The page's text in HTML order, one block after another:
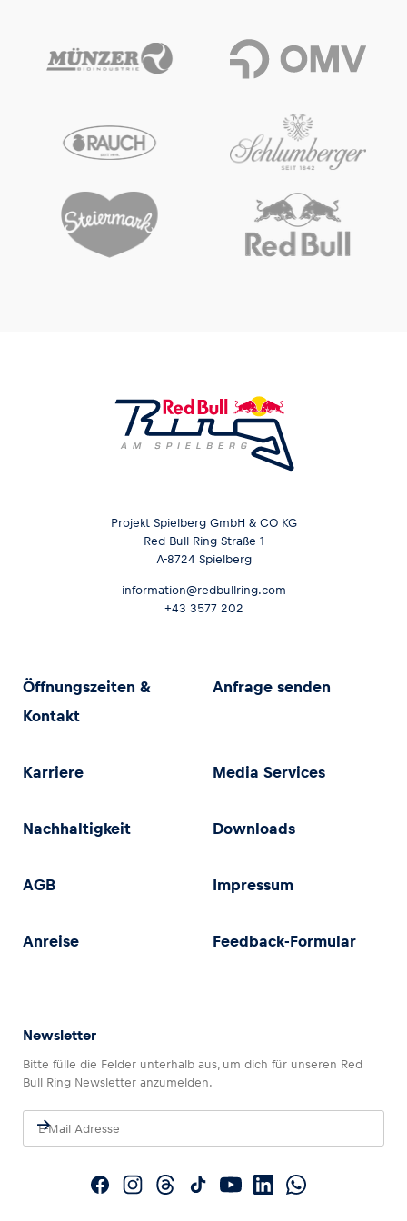
Projekt Spielberg GmbH & CO KG
Red Bull Ring Straße 1
A-8724 Spielberg
information@redbullring.com
+43 3577 202
Öffnungszeiten &
Kontakt
Anfrage senden
Karriere Media Services
Nachhaltigkeit Downloads
AGB Impressum
Anreise Feedback-Formular
Newsletter
Bitte fülle die Felder unterhalb aus, um dich für unseren Red
Bull Ring Newsletter anzumelden.